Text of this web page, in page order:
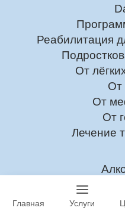
Реабилитация
От
От
От
От
Лечение
Лечение
Главная Услуги